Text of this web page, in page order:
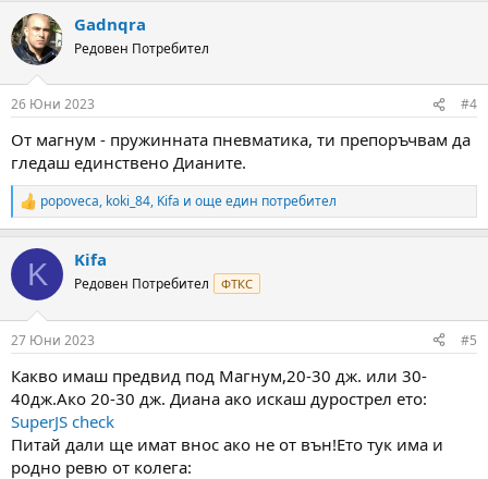
c
t
i
s
Gadnqra
Редовен Потребител
26 Юни 2023 #4
От магнум - пружинната пневматика, ти препоръчвам да
гледаш единствено Дианите.
R
e
c
i
s
popoveca, koki_84, Kifa и още един потребител
K Kifa
Редовен Потребител ФТКС
27 Юни 2023 #5
Какво имаш предвид под Магнум,20-30 дж. или 30-
40дж.Ако 20-30 дж. Диана ако искаш дурострел ето:
SuperJS check
Питай дали ще имат внос ако не от вън!Ето тук има и
родно ревю от колега: